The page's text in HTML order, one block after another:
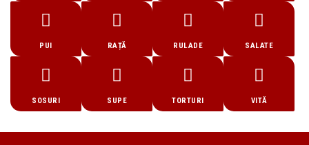
PUI RAȚĂ RULADE SALATE
SOSURI SUPE TORTURI VITĂ